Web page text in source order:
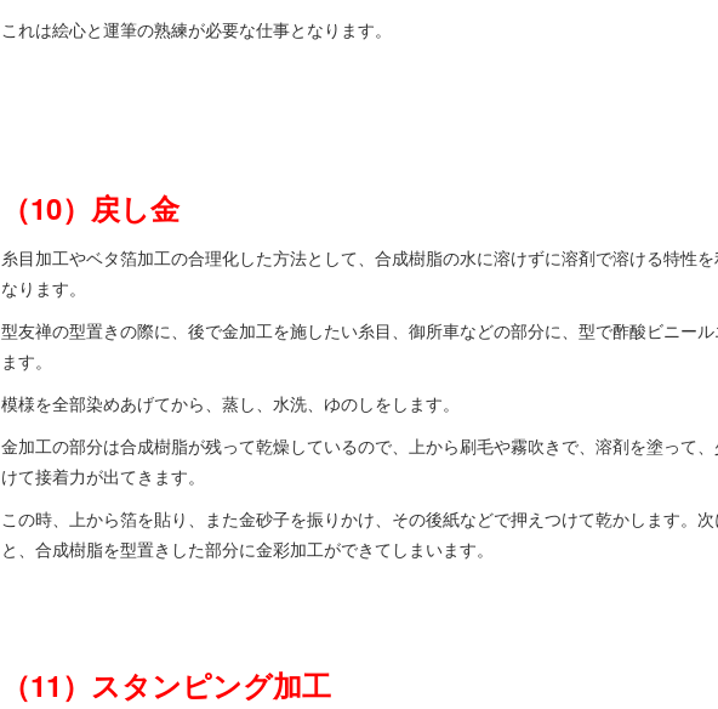
これは絵心と運筆の熟練が必要な仕事となります。
（10）戻し金
糸目加工やベタ箔加工の合理化した方法として、合成樹脂の水に溶けずに溶剤で溶ける特性
なります。
型友禅の型置きの際に、後で金加工を施したい糸目、御所車などの部分に、型で酢酸ビニー
ます。
模様を全部染めあげてから、蒸し、水洗、ゆのしをします。
金加工の部分は合成樹脂が残って乾燥しているので、上から刷毛や霧吹きで、溶剤を塗って
けて接着力が出てきます。
この時、上から箔を貼り、また金砂子を振りかけ、その後紙などで押えつけて乾かします。
と、合成樹脂を型置きした部分に金彩加工ができてしまいます。
（11）スタンピング加工